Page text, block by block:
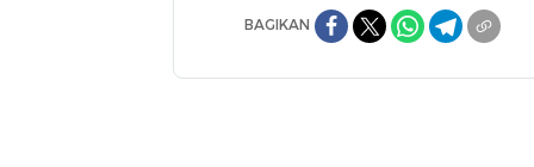
BAGIKAN